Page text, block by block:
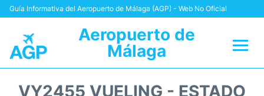
Guía Informativa del Aeropuerto de Málaga (AGP) - Web No Oficial
Aeropuerto de
Málaga
VY2455 VUELING - ESTADO